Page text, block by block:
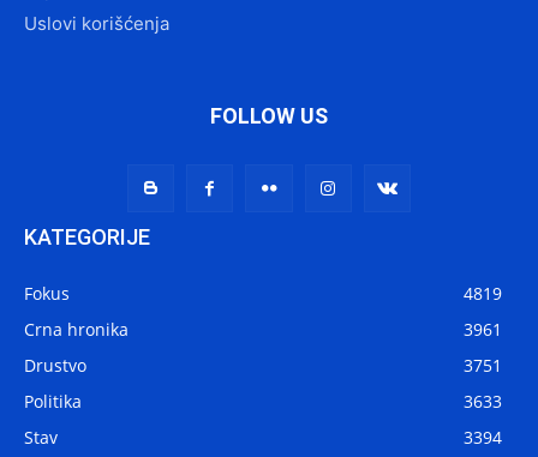
Uslovi korišćenja
FOLLOW US
KATEGORIJE
Fokus
4819
Crna hronika
3961
Drustvo
3751
Politika
3633
Stav
3394